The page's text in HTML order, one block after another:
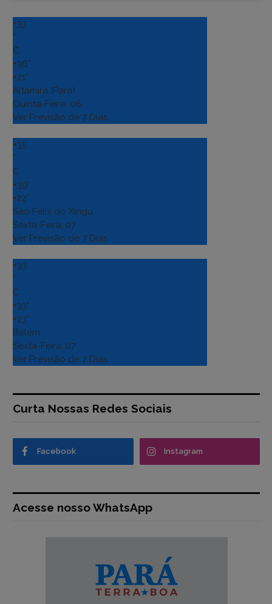
+33
°
C
+36°
+21°
Altamira (Para)
Quinta-Feira, 06
Ver Previsão de 7 Dias
+35
°
C
+39°
+22°
Sao Felix do Xingu
Sexta-Feira, 07
Ver Previsão de 7 Dias
+33
°
C
+33°
+23°
Belém
Sexta-Feira, 07
Ver Previsão de 7 Dias
Curta Nossas Redes Sociais
Facebook Instagram
Acesse nosso WhatsApp